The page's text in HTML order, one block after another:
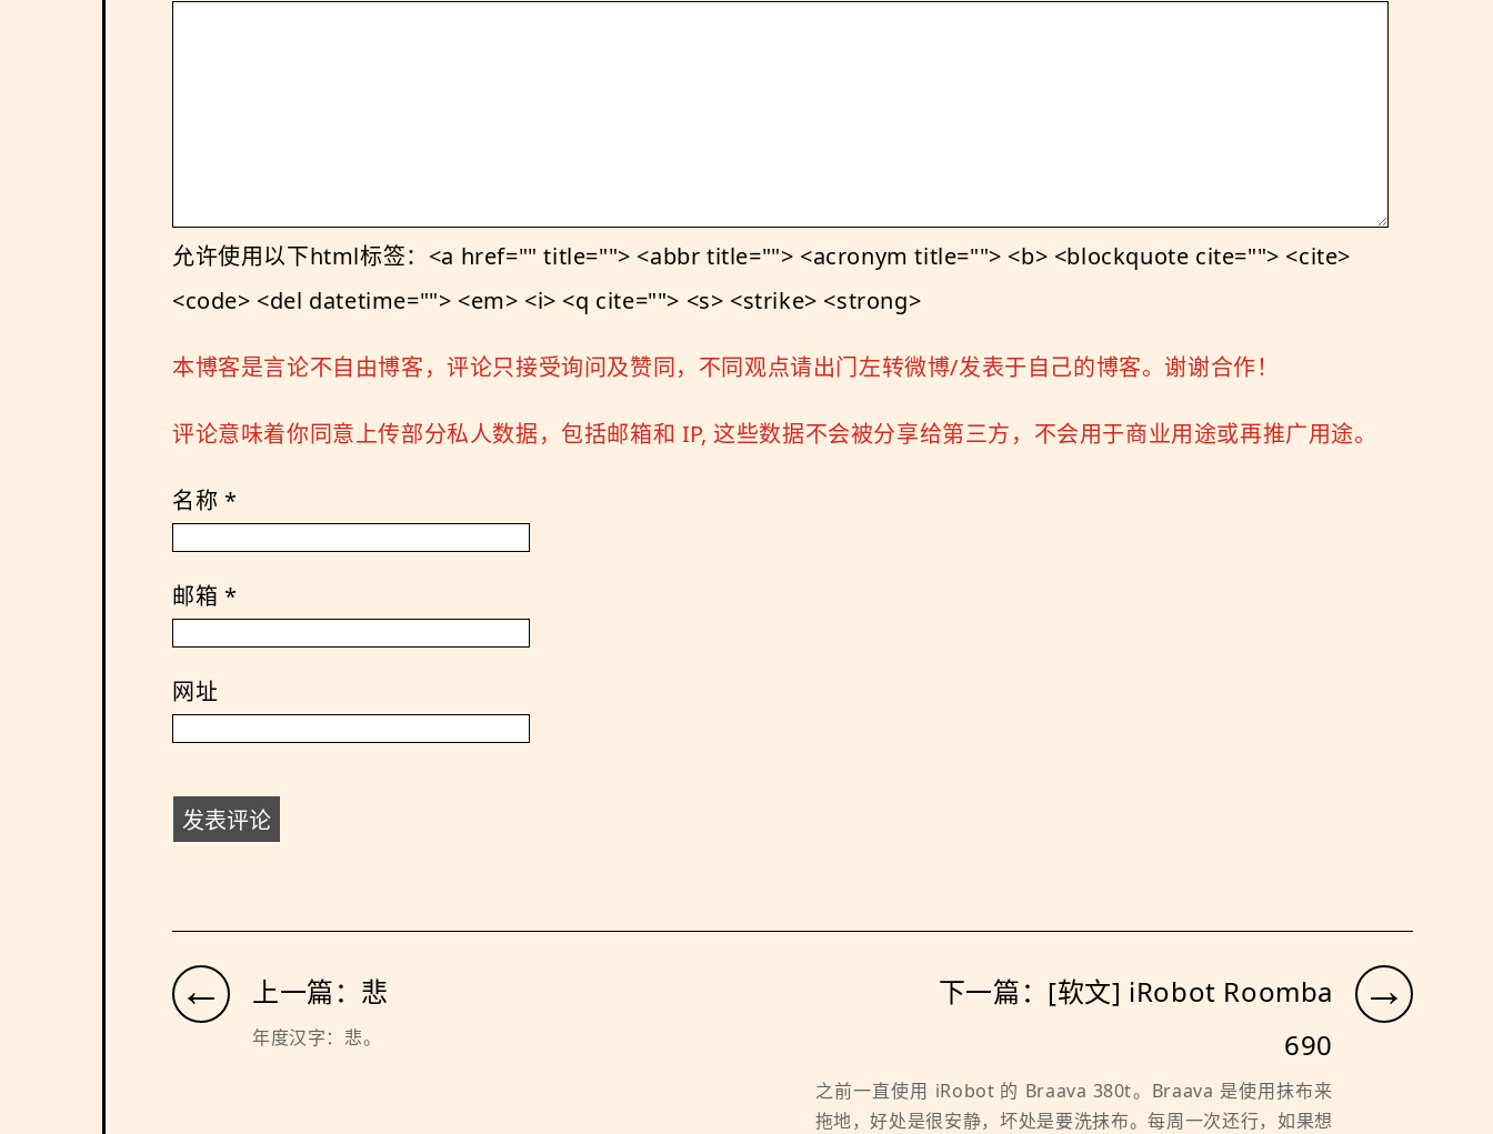
允许使用以下html标签：<a href="" title=""> <abbr title=""> <acronym title=""> <b> <blockquote cite=""> <cite>
<code> <del datetime=""> <em> <i> <q cite=""> <s> <strike> <strong>
本博客是言论不自由博客，评论只接受询问及赞同，不同观点请出门左转微博/发表于自己的博客。谢谢合作！
评论意味着你同意上传部分私人数据，包括邮箱和 IP, 这些数据不会被分享给第三方，不会用于商业用途或再推广用途。
名称 *
邮箱 *
网址
← 上一篇：悲
年度汉字：悲。
→
下一篇：[软文] iRobot Roomba
690
之前一直使用 iRobot 的 Braava 380t。Braava 是使用抹布来
拖地，好处是很安静，坏处是要洗抹布。每周一次还行，如果想